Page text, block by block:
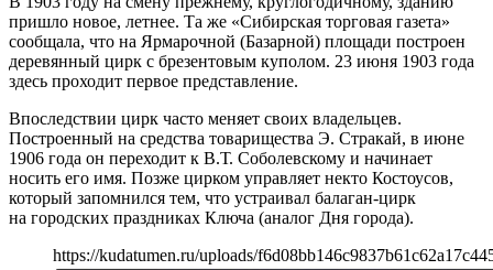
пришло новое, летнее. Та же «Сибирская торговая газета»
сообщала, что на Ярмарочной (Базарной) площади построен
деревянный цирк с брезентовым куполом. 23 июня 1903 года
здесь проходит первое представление.
Впоследствии цирк часто меняет своих владельцев.
Построенный на средства товарищества Э. Стракай, в июне
1906 года он переходит к В.Т. Соболевскому и начинает
носить его имя. Позже цирком управляет некто Костоусов,
который запомнился тем, что устраивал балаган-цирк
на городских праздниках Ключа (аналог Дня города).
https://kudatumen.ru/uploads/